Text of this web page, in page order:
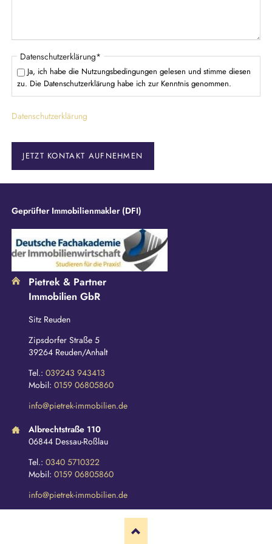
P
f
l
h
f
e
Datenschutzerklärung*
Ja, ich habe die Nutzungsbedingungen gelesen und stimme diesen
zu. Die Datenschutzerklärung habe ich zur Kenntnis genommen.
Datenschutzerklärung
JETZT KONTAKT AUFNEHMEN
Geprüfter Immobilienmakler (DFI)
Pietrek & Partner
Immobilien GbR
Sitz Reuden
Zipsdorfer Straße 5
39264 Reuden/Anhalt
Tel.: 039243 943413
Mobil: 0159 06805860
info@pietrek-immobilien.de
Albrechtstraße 110
06844 Dessau-Roßlau
Tel.: 0340 5710322
Mobil: 0159 06805860
info@pietrek-immobilien.de